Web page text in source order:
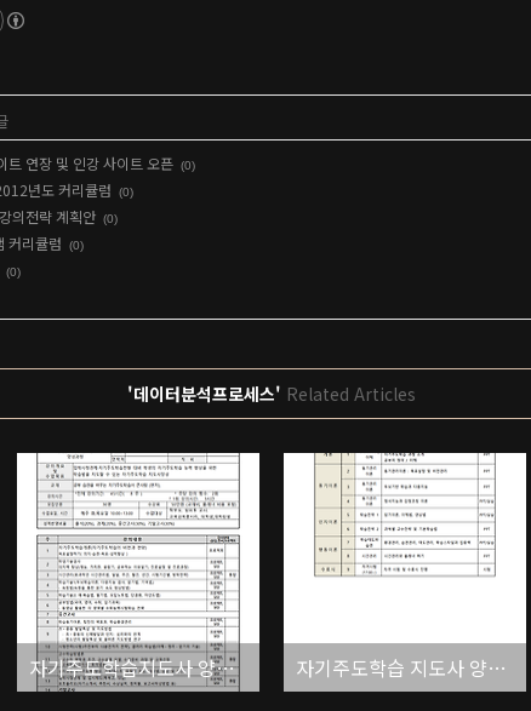
트 연장 및 인강 사이트 오픈 (0)
년도 커리큘럼 (0)
의전략 계획안 (0)
커리큘럼 (0)
(0)
'데이터분석프로세스' Related Articles
자기주도학습지도사 양성과정 : 2011~2012년도 커리큘럼 자기주도학습 지도사 양성과정 : 회차별 강의전략 계획안